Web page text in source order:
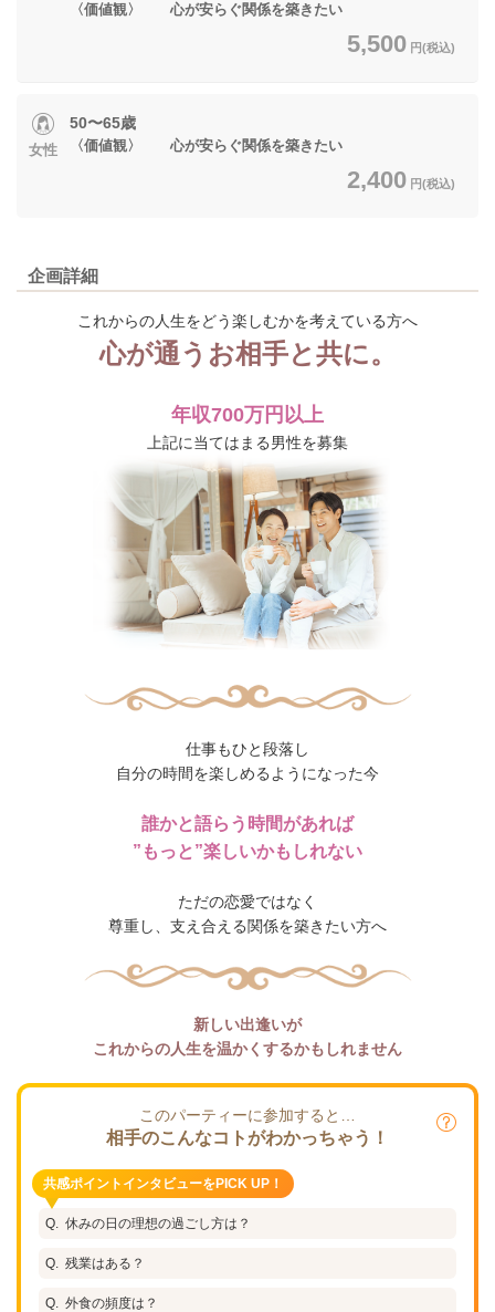
〈価値観〉 心が安らぐ関係を築きたい
5,500 円(税込)
女性
50〜65歳
〈価値観〉 心が安らぐ関係を築きたい
2,400 円(税込)
企画詳細
これからの人生をどう楽しむかを考えている方へ
心が通うお相手と共に。
年収700万円以上
上記に当てはまる男性を募集
仕事もひと段落し
自分の時間を楽しめるようになった今
誰かと語らう時間があれば
”もっと”楽しいかもしれない
ただの恋愛ではなく
尊重し、支え合える関係を築きたい方へ
新しい出逢いが
これからの人生を温かくするかもしれません
このパーティーに参加すると…
相手のこんなコトがわかっちゃう！
共感ポイントインタビューをPICK UP！
休みの日の理想の過ごし方は？
残業はある？
外食の頻度は？